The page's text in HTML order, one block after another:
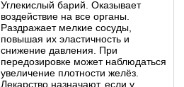
Углекислый барий. Оказывает
воздействие на все органы.
Раздражает мелкие сосуды,
повышая их эластичность и
снижение давления. При
передозировке может наблюдаться
увеличение плотности желёз.
Лекарство назначают, если у